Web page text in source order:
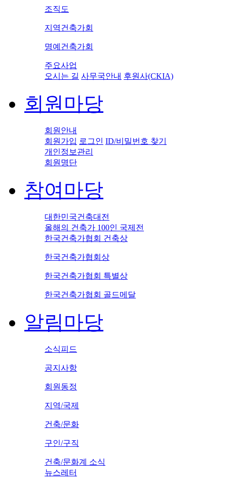
조직도
지역건축가회
명예건축가회
주요사업
오시는 길 사무국안내 후원사(CKIA)
회원마당
회원안내
회원가입 로그인 ID/비밀번호 찾기
개인정보관리
회원명단
참여마당
대한민국건축대전
올해의 건축가 100인 국제전
한국건축가협회 건축상
한국건축가협회상
한국건축가협회 특별상
한국건축가협회 골드메달
알림마당
소식피드
공지사항
회원동정
지역/국제
건축/문화
구인/구직
건축/문화계 소식
뉴스레터